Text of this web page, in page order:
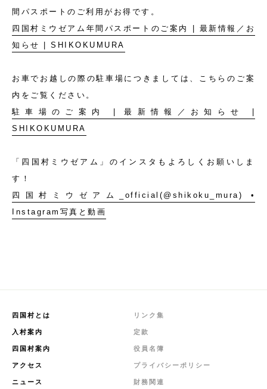
間パスポートのご利用がお得です。
四国村ミウゼアム年間パスポートのご案内 | 最新情報／お
知らせ | SHIKOKUMURA
お車でお越しの際の駐車場につきましては、こちらのご案
内をご覧ください。
駐車場のご案内 | 最新情報／お知らせ |
SHIKOKUMURA
「四国村ミウゼアム」のインスタもよろしくお願いしま
す！
四国村ミウゼアム_official(@shikoku_mura) •
Instagram写真と動画
四国村とは
入村案内
四国村案内
アクセス
ニュース
リンク集
定款
役員名簿
プライバシーポリシー
財務関連